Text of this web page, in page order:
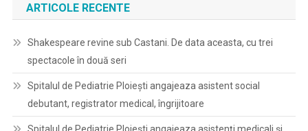
ARTICOLE RECENTE
Shakespeare revine sub Castani. De data aceasta, cu trei
spectacole în două seri
Spitalul de Pediatrie Ploieşti angajeaza asistent social
debutant, registrator medical, îngrijitoare